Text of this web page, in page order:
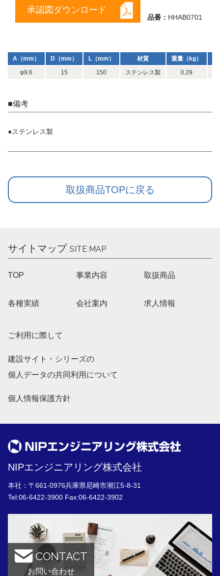
承認図ダウンロード
品番： HHAB0701
A（mm） D（mm） L（mm） 材質 重量（kg）
φ9.6
15 150 ステンレス製 0.29
■備考
●ステンレス製
取扱商品TOPに戻る
サイトマップ SITE MAP
TOP 事業内容 取扱商品
各種実績 会社案内 求人情報
ご利用に際して
建設サイト・シリーズの
個人データの共同利用について
個人情報保護方針
NIPエンジニアリング株式会社
本社：〒661-0976兵庫県尼崎市潮江5-8-31
Tel:06-6422-3900 Fax:06-6422-3902
CONTACT
お問い合わせ